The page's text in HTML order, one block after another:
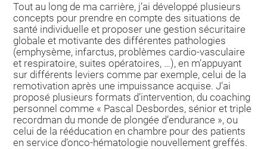
Tout au long de ma carrière, j’ai développé plusieurs
concepts pour prendre en compte des situations de
santé individuelle et proposer une gestion sécuritaire
globale et motivante des différentes pathologies
(emphysème, infarctus, problèmes cardio-vasculaire
et respiratoire, suites opératoires, …), en m’appuyant
sur différents leviers comme par exemple, celui de la
remotivation après une impuissance acquise. J’ai
proposé plusieurs formats d’intervention, du coaching
personnel comme « Pascal Desbordes, sénior et triple
recordman du monde de plongée d’endurance », ou
celui de la rééducation en chambre pour des patients
en service d’onco-hématologie nouvellement greffés.